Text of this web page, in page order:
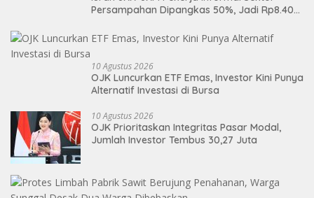
Persampahan Dipangkas 50%, Jadi Rp8.400
10 Agustus 2026
OJK Luncurkan ETF Emas, Investor Kini Punya
Alternatif Investasi di Bursa
10 Agustus 2026
OJK Prioritaskan Integritas Pasar Modal,
Jumlah Investor Tembus 30,27 Juta